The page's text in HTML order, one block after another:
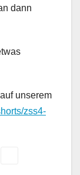
dann
unserem
zss4-